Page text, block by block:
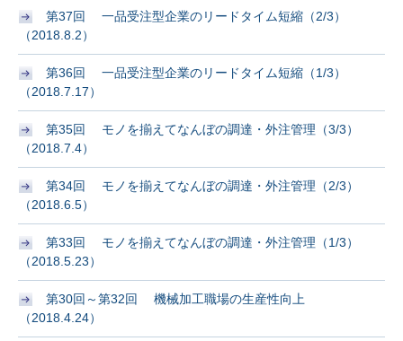
第37回 一品受注型企業のリードタイム短縮（2/3）
（2018.8.2）
第36回 一品受注型企業のリードタイム短縮（1/3）
（2018.7.17）
第35回 モノを揃えてなんぼの調達・外注管理（3/3）
（2018.7.4）
第34回 モノを揃えてなんぼの調達・外注管理（2/3）
（2018.6.5）
第33回 モノを揃えてなんぼの調達・外注管理（1/3）
（2018.5.23）
第30回～第32回 機械加工職場の生産性向上
（2018.4.24）